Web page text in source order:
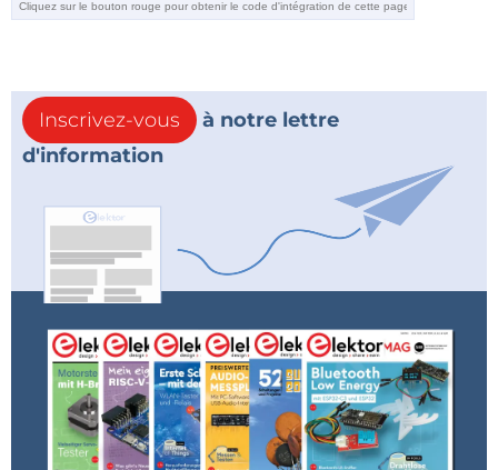
Inscrivez-vous
à notre lettre
d'information